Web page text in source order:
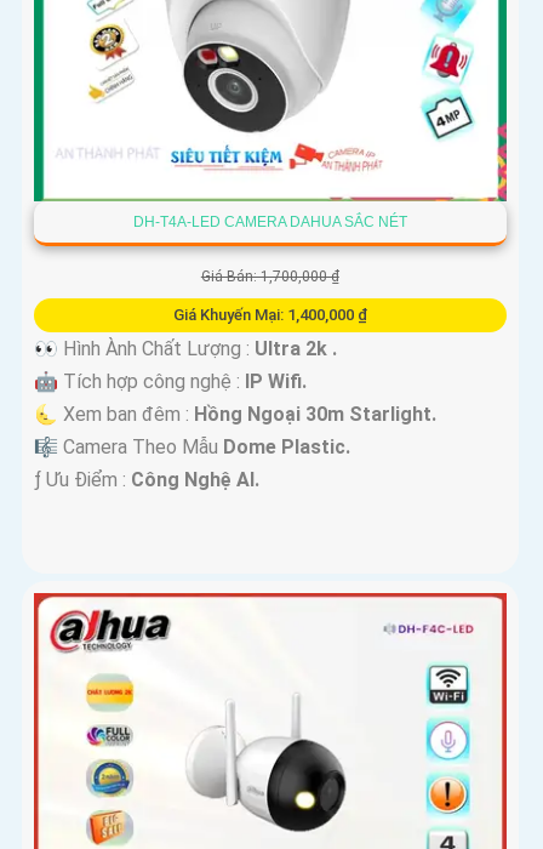
DH-T4A-LED CAMERA DAHUA SẮC NÉT
Giá Bán: 1,700,000 ₫
Giá Khuyến Mại: 1,400,000 ₫
️
👀 Hình Ành Chất Lượng : Ultra 2k .
🤖️ Tích hợp công nghệ :
IP Wifi.
🌜 Xem ban đêm : Hồng Ngoại 30m Starlight.
🎼️ Camera Theo Mẫu Dome Plastic.
️ƒ Ưu Điểm : Công Nghệ AI.